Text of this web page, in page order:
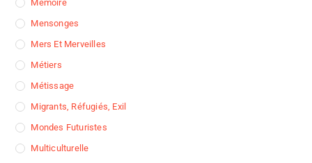
Mémoire
Mensonges
Mers Et Merveilles
Métiers
Métissage
Migrants, Réfugiés, Exil
Mondes Futuristes
Multiculturelle